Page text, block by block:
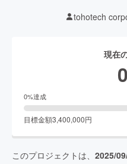
tohotech
現在
0
0%達成
目標金額3,400,000円
このプロジェクトは、 2025/